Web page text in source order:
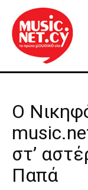
Ο
στ’
Παπά